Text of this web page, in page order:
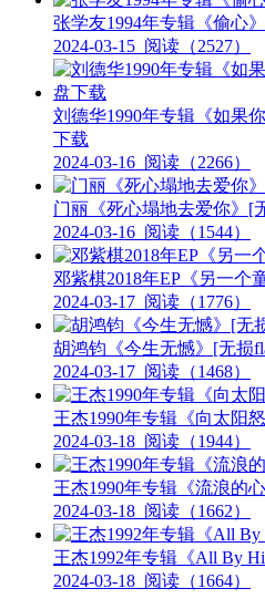
张学友1994年专辑《偷心
2024-03-15 阅读（2527）
刘德华1990年专辑《如果
下载
2024-03-16 阅读（2266）
门丽《死心塌地去爱你》[
2024-03-16 阅读（1544）
邓紫棋2018年EP《另一个
2024-03-17 阅读（1776）
胡鸿钧《今生无憾》[无损
2024-03-17 阅读（1468）
王杰1990年专辑《向太阳
2024-03-18 阅读（1944）
王杰1990年专辑《流浪的
2024-03-18 阅读（1662）
王杰1992年专辑《All By
2024-03-18 阅读（1664）